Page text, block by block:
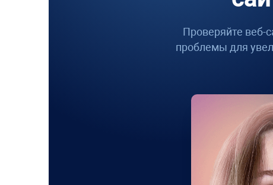
Проверяйте веб-
проблемы для